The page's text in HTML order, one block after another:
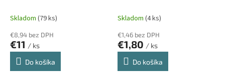
Skladom (79 ks)
€8,94 bez DPH
€11 / ks
Do košíka
Skladom (4 ks)
€1,46 bez DPH
€1,80 / ks
Do košíka